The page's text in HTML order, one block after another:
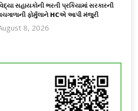
સહાયકોની ભરતી પ્રકિયામાં સરકારની
ફોર્મુલાને HCએ આપી મંજુરી
8, 2026